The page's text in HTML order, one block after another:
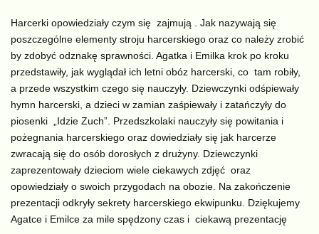
Harcerki opowiedziały czym się zajmują . Jak nazywają się
poszczególne elementy stroju harcerskiego oraz co należy zrobić
by zdobyć odznakę sprawności. Agatka i Emilka krok po kroku
przedstawiły, jak wyglądał ich letni obóz harcerski, co tam robiły,
a przede wszystkim czego się nauczyły. Dziewczynki odśpiewały
hymn harcerski, a dzieci w zamian zaśpiewały i zatańczyły do
piosenki „Idzie Zuch”. Przedszkolaki nauczyły się powitania i
pożegnania harcerskiego oraz dowiedziały się jak harcerze
zwracają się do osób dorosłych z drużyny. Dziewczynki
zaprezentowały dzieciom wiele ciekawych zdjęć oraz
opowiedziały o swoich przygodach na obozie. Na zakończenie
prezentacji odkryły sekrety harcerskiego ekwipunku. Dziękujemy
Agatce i Emilce za mile spędzony czas i ciekawą prezentację